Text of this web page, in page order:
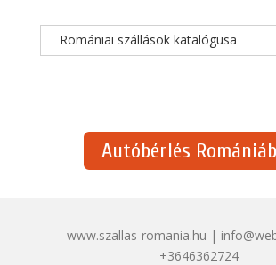
Romániai szállások katalógusa
Autóbérlés
www.szallas-romania.hu |
+3646362724